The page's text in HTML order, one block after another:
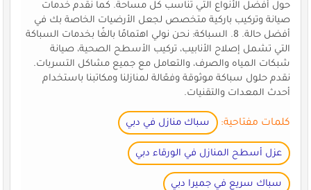
حول أفضل الأنواع التي تناسب كل مساحة. كما نقدم خدمات
صيانة وتركيب باركية متخصص لجعل الأرضيات الخاصة بك في
أفضل حالة. 8. السباكة: نحن نولي اهتمامًا بالغًا بخدمات السباكة
التي تشمل إصلاح الأنابيب، تركيب الأسطح الصحية، صيانة
شبكات المياه والصرف، والتعامل مع جميع مشاكل التسربات.
نقدم حلول سباكة موثوقة وفعّالة لمنازلنا ومكاتبنا باستخدام
أحدث المعدات والتقنيات.
كلمات مفتاحية: سباك منازل في دبي
عزل أسطح المنازل في الورقاء دبي
سباك سريع في جميرا دبي